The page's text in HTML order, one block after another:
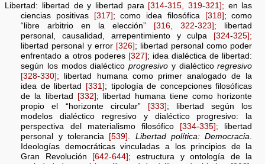
Libertad: libertad de y libertad para [314-315, 319-321]; en las
ciencias positivas [317]; como idea filosófica [318]; como
“libre arbitrio en la elección” [316, 322-323]; libertad
personal, causalidad, arrepentimiento y culpa [324-325];
libertad personal y error [326]; libertad personal como poder
enfrentado a otros poderes [327]; idea dialéctica de libertad:
según los modos dialécticoprogresivo y dialécticoregresivo
[328-330]; libertad humana como primer analogado de la
idea de libertad [331]; tipología de concepciones filosóficas
de la libertad [332]; libertad humana tiene como horizonte
propio el “horizonte circular” [333]; libertad según los
modelos dialéctico regresivo y dialéctico progresivo: la
perspectiva del materialismo filosófico [334-335]; libertad
personal y tolerancia [539] Libertad política: Democracia
Ideologías democráticas vinculadas a los principios de la
Gran Revolución [642-644]; estructura y ontología de la